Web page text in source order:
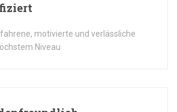
motivierte und verlässliche
Niveau